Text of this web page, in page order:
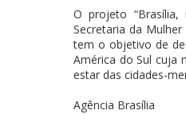
O projeto “Brasília,
Secretaria da
tem o objetivo de
América do Sul cuja
estar das cidades-
Agência Brasília